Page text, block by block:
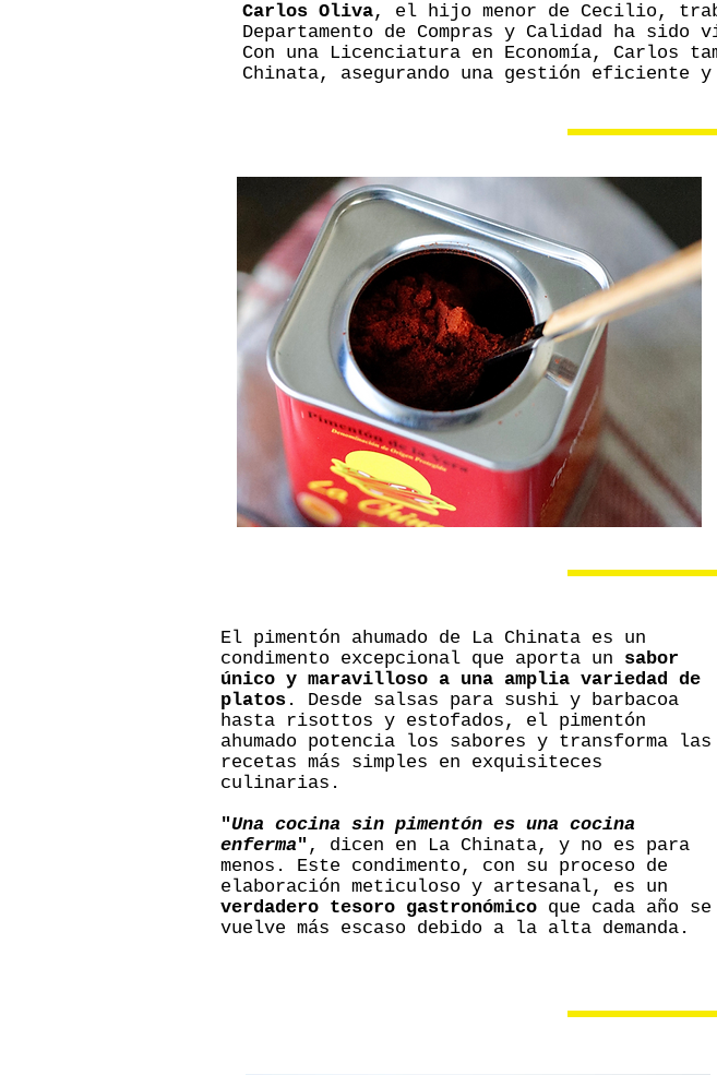
Carlos Oliva, el hijo menor de Cecilio,
Departamento de Compras y Calidad ha
Con una Licenciatura en Economía, Carlos
Chinata, asegurando una gestión eficiente
El pimentón ahumado de La Chinata es un
condimento excepcional que aporta un sabor
único y maravilloso a una amplia variedad de
platos . Desde salsas para sushi y barbacoa
hasta risottos y estofados, el pimentón
ahumado potencia los sabores y transforma las
recetas más simples en exquisiteces
culinarias.
"Una cocina sin pimentón es una cocina
enferma" , dicen en La Chinata, y no es para
menos. Este condimento, con su proceso de
elaboración meticuloso y artesanal, es un
verdadero tesoro gastronómico que cada año se
vuelve más escaso debido a la alta demanda.